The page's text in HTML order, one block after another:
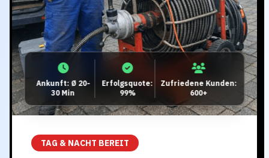
Ankunft: Ø 20-
30 Min
Erfolgsquote:
99%
Zufriedene Kunden:
600+
TAG & NACHT BEREIT